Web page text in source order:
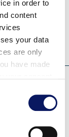
in order to
content
your data
are only
have made
is processed
AND
VINDO